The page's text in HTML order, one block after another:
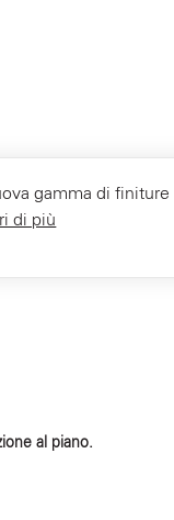
gamma di finiture
di più
al piano.